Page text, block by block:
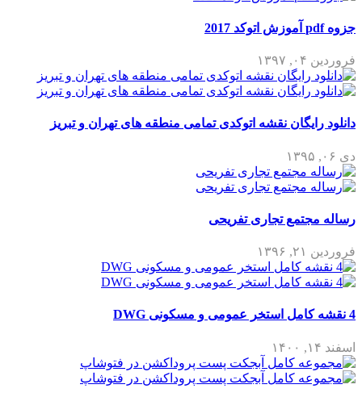
جزوه pdf آموزش اتوکد 2017
فروردین ۰۴, ۱۳۹۷
دانلود رایگان نقشه اتوکدی تمامی منطقه های تهران و تبریز
دی ۰۶, ۱۳۹۵
رساله مجتمع تجاری تفریحی
فروردین ۲۱, ۱۳۹۶
4 نقشه کامل استخر عمومی و مسکونی DWG
اسفند ۱۴, ۱۴۰۰